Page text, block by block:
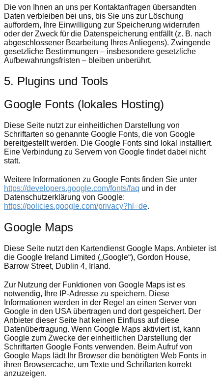
Die von Ihnen an uns per Kontaktanfragen übersandten
Daten verbleiben bei uns, bis Sie uns zur Löschung
auffordern, Ihre Einwilligung zur Speicherung widerrufen
oder der Zweck für die Datenspeicherung entfällt (z. B. nach
abgeschlossener Bearbeitung Ihres Anliegens). Zwingende
gesetzliche Bestimmungen – insbesondere gesetzliche
Aufbewahrungsfristen – bleiben unberührt.
5. Plugins und Tools
Google Fonts (lokales Hosting)
Diese Seite nutzt zur einheitlichen Darstellung von
Schriftarten so genannte Google Fonts, die von Google
bereitgestellt werden. Die Google Fonts sind lokal installiert.
Eine Verbindung zu Servern von Google findet dabei nicht
statt.
Weitere Informationen zu Google Fonts finden Sie unter
https://developers.google.com/fonts/faq und in der
Datenschutzerklärung von Google:
https://policies.google.com/privacy?hl=de.
Google Maps
Diese Seite nutzt den Kartendienst Google Maps. Anbieter ist
die Google Ireland Limited („Google“), Gordon House,
Barrow Street, Dublin 4, Irland.
Zur Nutzung der Funktionen von Google Maps ist es
notwendig, Ihre IP-Adresse zu speichern. Diese
Informationen werden in der Regel an einen Server von
Google in den USA übertragen und dort gespeichert. Der
Anbieter dieser Seite hat keinen Einfluss auf diese
Datenübertragung. Wenn Google Maps aktiviert ist, kann
Google zum Zwecke der einheitlichen Darstellung der
Schriftarten Google Fonts verwenden. Beim Aufruf von
Google Maps lädt Ihr Browser die benötigten Web Fonts in
ihren Browsercache, um Texte und Schriftarten korrekt
anzuzeigen.